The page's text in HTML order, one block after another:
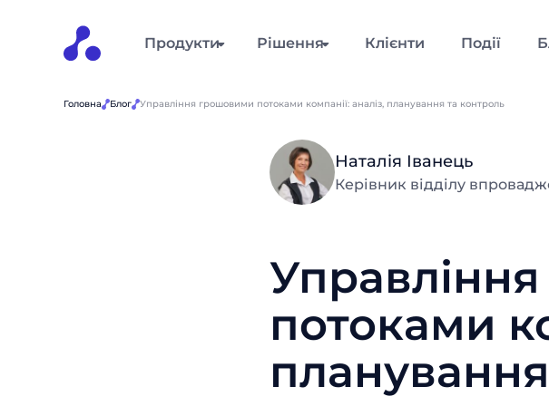
Продукти Рішення Клієнти Події
Головна Блог Управління грошовими потоками компанії: аналіз, планування та контроль
Наталія Іванець
Керівник відділу
потоками